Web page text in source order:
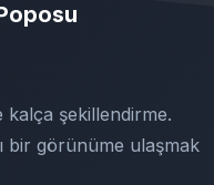
şekillendirme.
bir görünüme ulaşmak